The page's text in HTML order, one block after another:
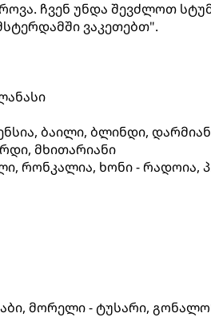
ჩვენ უნდა შევძლოთ
ვაკეთებთ".
ბაილი, ბლინდი,
მხითარიანი
რონკალია, ხონი - რადოია,
მორელი - ტუსარი,